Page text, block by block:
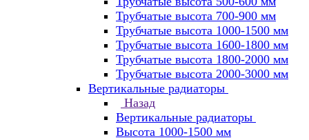
Трубчатые высота 700-900 мм
Трубчатые высота 1000-1500 мм
Трубчатые высота 1600-1800 мм
Трубчатые высота 1800-2000 мм
Трубчатые высота 2000-3000 мм
Вертикальные радиаторы
Назад
Вертикальные радиаторы
Высота 1000-1500 мм